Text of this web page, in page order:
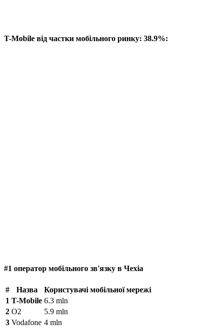
T-Mobile від частки мобільного ринку: 38.9%:
#1 оператор мобільного зв'язку в Чехіа
# Назва
Користувачі мобільної мережі
1 T-Mobile 6.3 mln
2 O2
5.9 mln
3 Vodafone 4 mln